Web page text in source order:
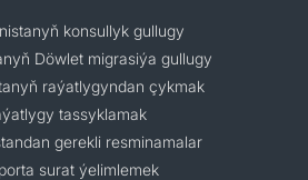
konsullyk gullugy
Döwlet migrasiýa gullugy
raýatlygyndan çykmak
tassyklamak
gerekli resminamalar
surat ýelimlemek